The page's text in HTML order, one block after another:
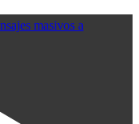
masivos a